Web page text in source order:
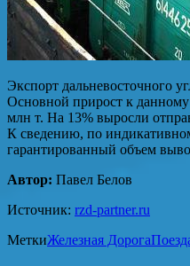
Экспорт дальневосточного
Основной прирост к данному
млн т. На 13% выросли
К сведению, по
гарантированный объем
Автор: Павел Белов
Источник: rzd-partner.ru
МеткиЖелезная Дорога